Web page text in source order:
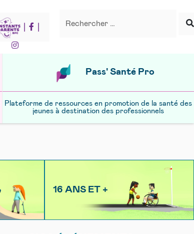
Rechercher
Pass' Santé Pro
Plateforme de ressources en promotion de la santé des
jeunes à destination des professionnels
16 ANS ET +